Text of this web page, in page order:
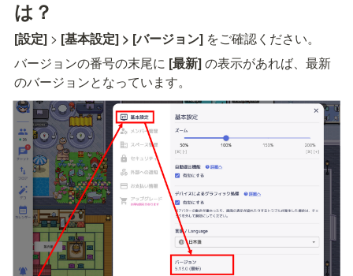
は？
[設定] > [基本設定] > [バージョン] をご確認ください。
バージョンの番号の末尾に [最新] の表示があれば、最新
のバージョンとなっています。